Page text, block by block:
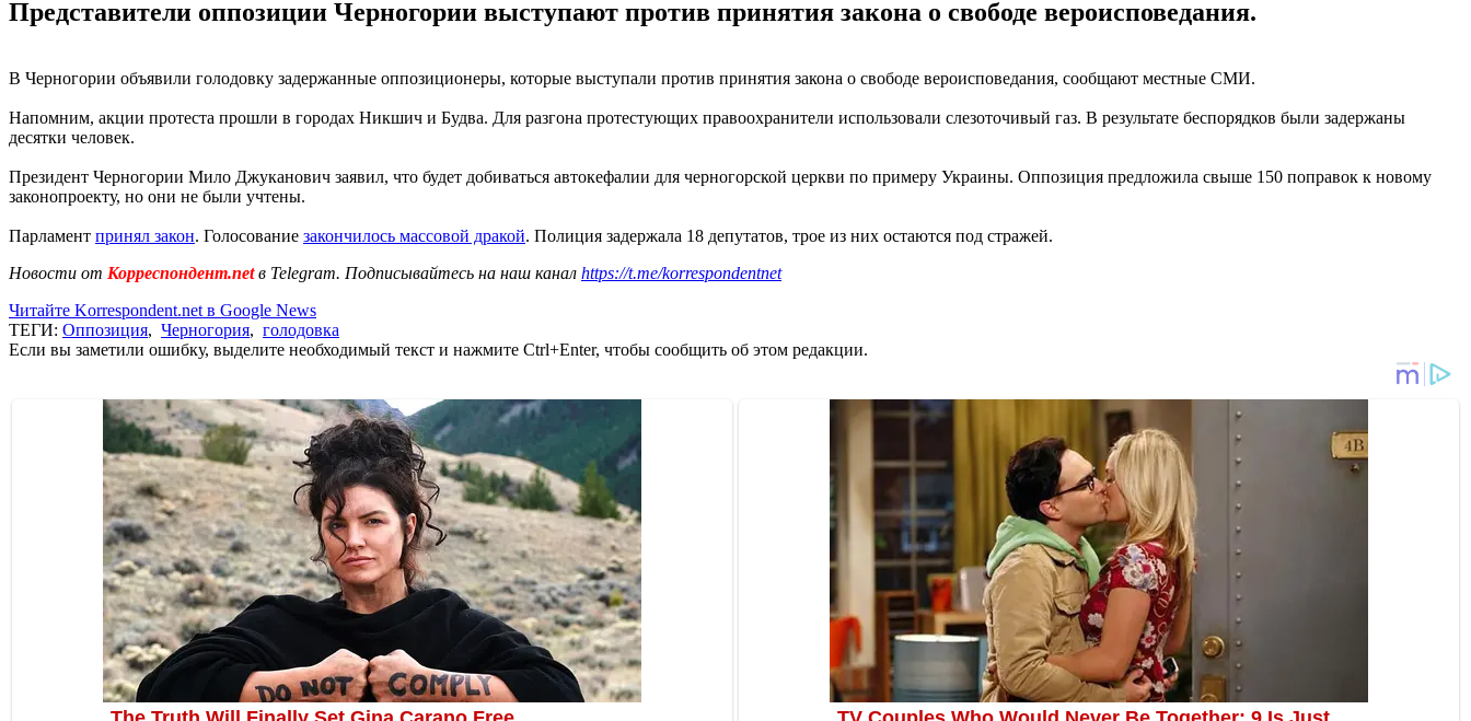
Представители оппозиции Черногории выступают против принятия закона о свободе вероисповедания.
В Черногории объявили голодовку задержанные оппозиционеры, которые выступали против принятия закона о свободе вероисповедания, сообщают местные СМИ.
Напомним, акции протеста прошли в городах Никшич и Будва. Для разгона протестующих правоохранители использовали слезоточивый газ. В результате беспорядков были задержаны
десятки человек.
Президент Черногории Мило Джуканович заявил, что будет добиваться автокефалии для черногорской церкви по примеру Украины. Оппозиция предложила свыше 150 поправок к новому
законопроекту, но они не были учтены.
Парламент принял закон. Голосование закончилось массовой дракой. Полиция задержала 18 депутатов, трое из них остаются под стражей.
Новости от Корреспондент.netв Telegram. Подписывайтесь на наш канал https://t.me/korrespondentnet
Читайте Korrespondent.net в Google News
ТЕГИ: Оппозиция, Черногория, голодовка
Если вы заметили ошибку, выделите необходимый текст и нажмите Ctrl+Enter, чтобы сообщить об этом редакции.